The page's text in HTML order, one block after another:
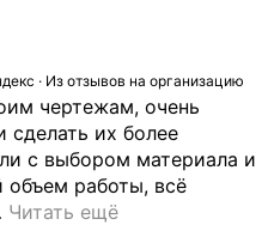
· Из отзывов на организацию
чертежам, очень
сделать их более
с выбором материала и
объем работы, всё
Читать ещё